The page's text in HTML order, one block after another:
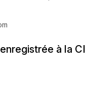
à la